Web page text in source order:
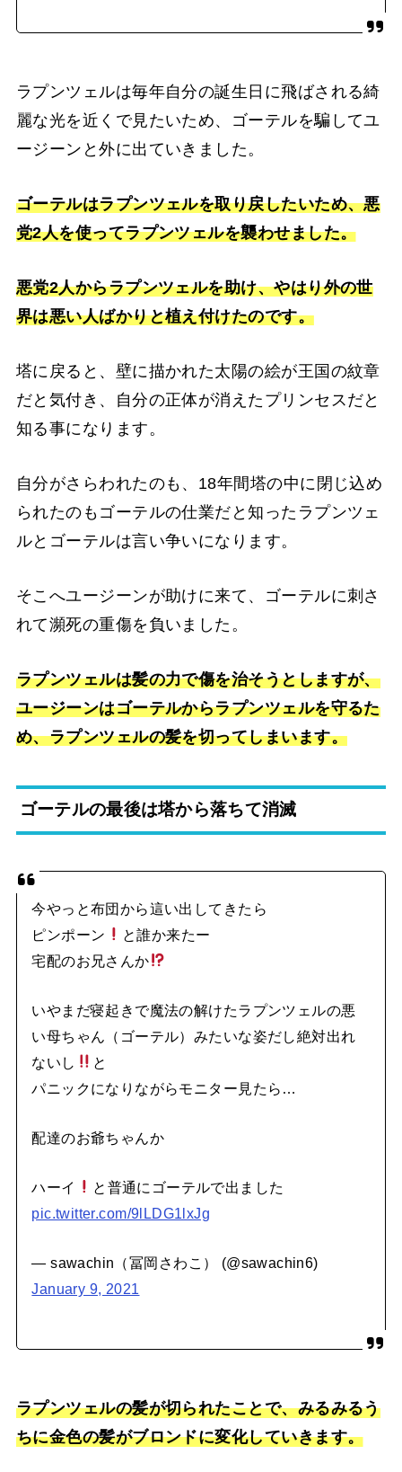
ラプンツェルは毎年自分の誕生日に飛ばされる綺
麗な光を近くで見たいため、ゴーテルを騙してユ
ージーンと外に出ていきました。
ゴーテルはラプンツェルを取り戻したいため、悪
党2人を使ってラプンツェルを襲わせました。
悪党2人からラプンツェルを助け、やはり外の世
界は悪い人ばかりと植え付けたのです。
塔に戻ると、壁に描かれた太陽の絵が王国の紋章
だと気付き、自分の正体が消えたプリンセスだと
知る事になります。
自分がさらわれたのも、18年間塔の中に閉じ込め
られたのもゴーテルの仕業だと知ったラプンツェ
ルとゴーテルは言い争いになります。
そこへユージーンが助けに来て、ゴーテルに刺さ
れて瀕死の重傷を負いました。
ラプンツェルは髪の力で傷を治そうとしますが、
ユージーンはゴーテルからラプンツェルを守るた
め、ラプンツェルの髪を切ってしまいます。
ゴーテルの最後は塔から落ちて消滅
今やっと布団から這い出してきたら
ピンポーン
と誰か来たー
宅配のお兄さんか
いやまだ寝起きで魔法の解けたラプンツェルの悪
い母ちゃん（ゴーテル）みたいな姿だし絶対出れ
ないし
と
パニックになりながらモニター見たら…
配達のお爺ちゃんか
ハーイ
と普通にゴーテルで出ました
pic.twitter.com/9lLDG1lxJg
— sawachin（冨岡さわこ） (@sawachin6)
January 9, 2021
ラプンツェルの髪が切られたことで、みるみるう
ちに金色の髪がブロンドに変化していきます。